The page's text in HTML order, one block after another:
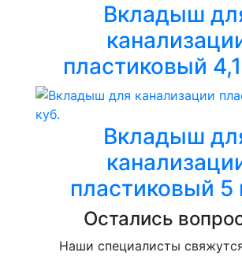
Вкладыш
пластиковый
Вкладыш
пластиковый 5
Остались
Наши специалисты